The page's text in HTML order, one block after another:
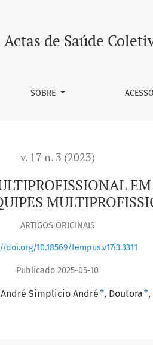
de Saúde
SOBRE ACESSO
v. 17 n. 3 (2023)
ARTIGOS ORIGINAIS
doi.org/10.18569/tempus.v17i3.3311
Publicado 2025-05-10
Simplicio André + Doutora +